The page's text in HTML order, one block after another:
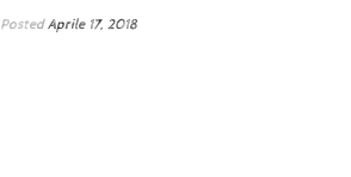
Posted Aprile 17, 2018